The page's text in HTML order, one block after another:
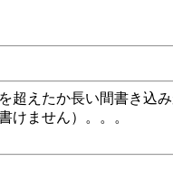
超えたか長い間書き込
けません）。。。